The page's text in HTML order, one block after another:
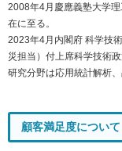
2008年4月慶應義塾大学
在に至る。
2023年4月内閣府 科学技
災担当）付上席科学技術
研究分野は応用統計解析
顧客満足度について